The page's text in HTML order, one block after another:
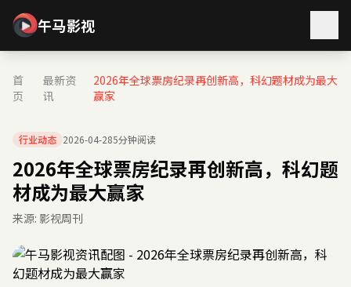
午马影视
首
页
最新资
讯
2026年全球票房纪录再创新高，科幻题材成为最大
赢家
行业动态 2026-04-285分钟阅读
2026年全球票房纪录再创新高，科幻题
材成为最大赢家
来源: 影视周刊